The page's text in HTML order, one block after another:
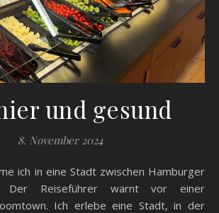
und gesund
8. November 2024
Der Reiseführer warnt vor einer
Ich erlebe eine Stadt, in der